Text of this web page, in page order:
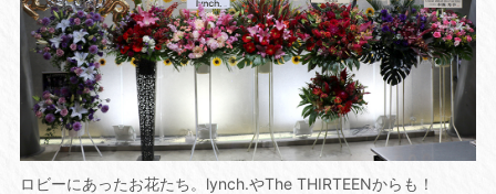
ロビーにあったお花たち。lynch.やThe THIRTEENからも！